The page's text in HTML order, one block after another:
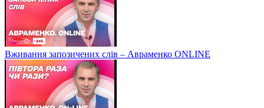
Вживання запозичених слів – Авраменко ONLINE